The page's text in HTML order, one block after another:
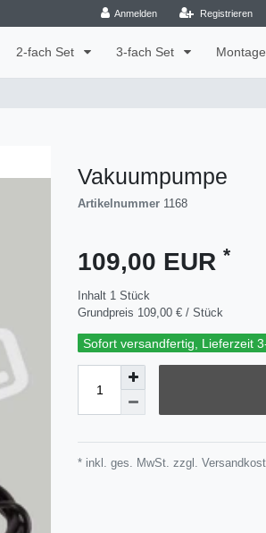
Anmelden Registrieren
2-fach Set 3-fach Set
Vakuumpumpe
Artikelnummer 1168
109,00 EUR *
Inhalt 1 Stück
Grundpreis 109,00 € / Stück
Sofort versandfertig, Lieferzeit
* inkl. ges. MwSt. zzgl.